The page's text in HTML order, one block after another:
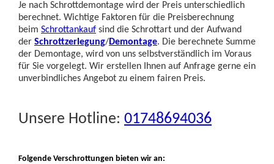
Je nach Schrottdemontage wird der Preis unterschiedlich
berechnet. Wichtige Faktoren für die Preisberechnung
beim Schrottankauf sind die Schrottart und der Aufwand
der Schrottzerlegung/Demontage. Die berechnete Summe
der Demontage, wird von uns selbstverständlich im Voraus
für Sie vorgelegt. Wir erstellen Ihnen auf Anfrage gerne ein
unverbindliches Angebot zu einem fairen Preis.
Unsere Hotline: 01748694036
Folgende Verschrottungen bieten wir an: